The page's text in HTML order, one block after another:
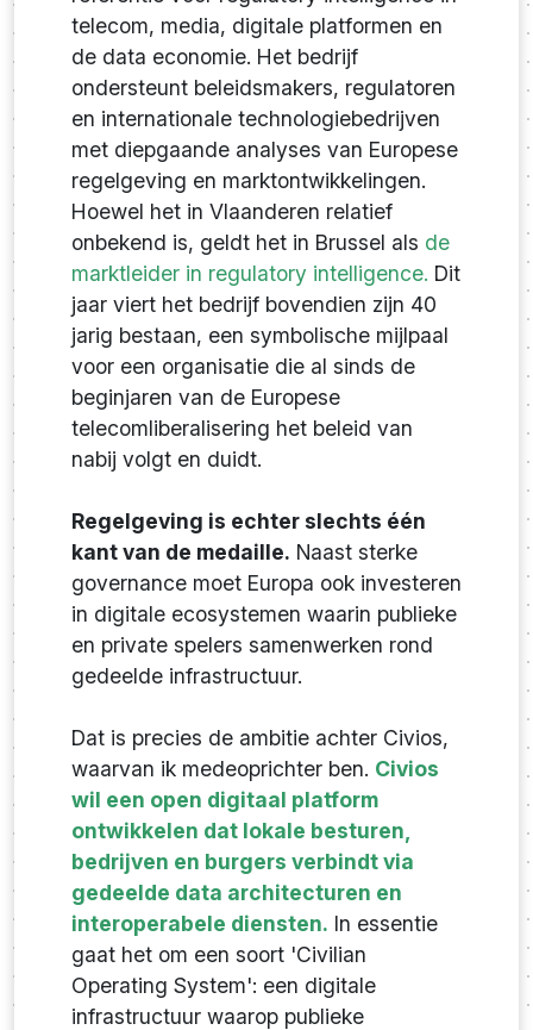
telecom, media, digitale platformen en
de data economie. Het bedrijf
ondersteunt beleidsmakers, regulatoren
en internationale technologiebedrijven
met diepgaande analyses van Europese
regelgeving en marktontwikkelingen.
Hoewel het in Vlaanderen relatief
onbekend is, geldt het in Brussel als de
marktleider in regulatory intelligence. Dit
jaar viert het bedrijf bovendien zijn 40
jarig bestaan, een symbolische mijlpaal
voor een organisatie die al sinds de
beginjaren van de Europese
telecomliberalisering het beleid van
nabij volgt en duidt.
Regelgeving is echter slechts één
kant van de medaille. Naast sterke
governance moet Europa ook investeren
in digitale ecosystemen waarin publieke
en private spelers samenwerken rond
gedeelde infrastructuur.
Dat is precies de ambitie achter Civios,
waarvan ik medeoprichter ben. Civios
wil een open digitaal platform
ontwikkelen dat lokale besturen,
bedrijven en burgers verbindt via
gedeelde data architecturen en
interoperabele diensten. In essentie
gaat het om een soort 'Civilian
Operating System': een digitale
infrastructuur waarop publieke